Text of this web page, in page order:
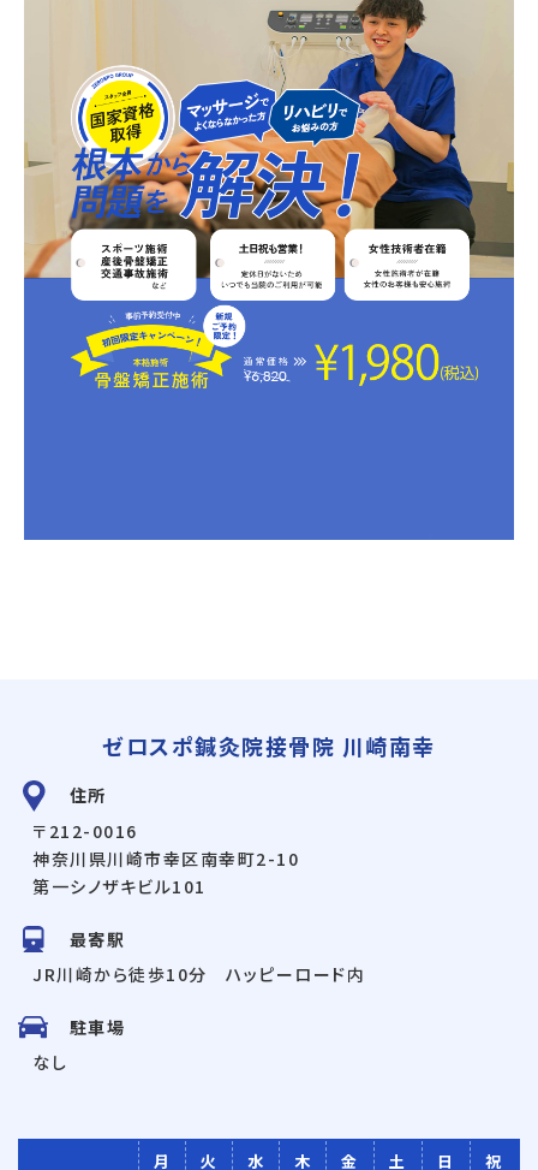
ゼロスポ鍼灸院接骨院 川崎南幸
住所
〒212-0016
神奈川県川崎市幸区南幸町2-10
第一シノザキビル101
最寄駅
JR川崎から徒歩10分 ハッピーロード内
駐車場
なし
月 火 水 木 金 土 日 祝